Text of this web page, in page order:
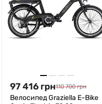
97 416 грн110 700 грн
Велосипед Graziella E-Bike